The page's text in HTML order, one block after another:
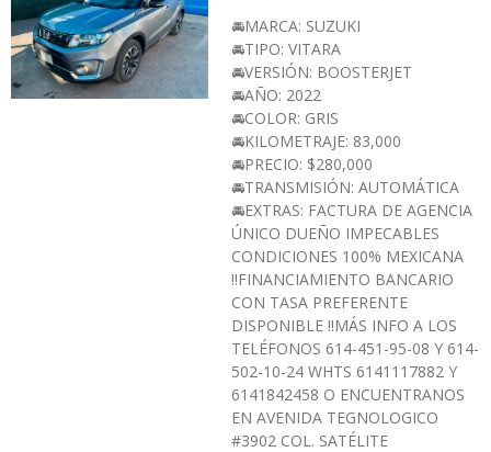
🚘MARCA: SUZUKI
🚘TIPO: VITARA
🚘VERSIÓN: BOOSTERJET
🚘AÑO: 2022
🚘COLOR: GRIS
🚘KILOMETRAJE: 83,000
🚘PRECIO: $280,000
🚘TRANSMISIÓN: AUTOMÁTICA
🚘EXTRAS: FACTURA DE AGENCIA
ÚNICO DUEÑO IMPECABLES
CONDICIONES 100% MEXICANA
‼️FINANCIAMIENTO BANCARIO
CON TASA PREFERENTE
DISPONIBLE ‼️MÁS INFO A LOS
TELÉFONOS 614-451-95-08 Y 614-
502-10-24 WHTS 6141117882 Y
6141842458 O ENCUENTRANOS
EN AVENIDA TEGNOLOGICO
#3902 COL. SATÉLITE